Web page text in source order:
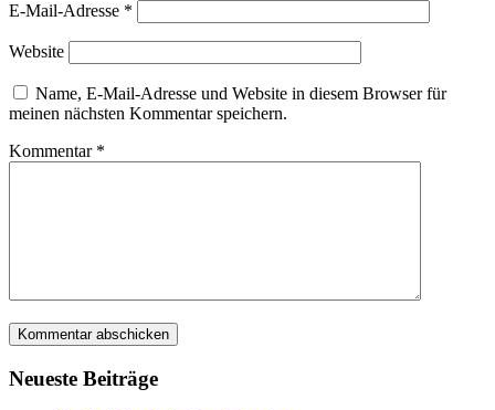
E-Mail-Adresse *
Website
Name, E-Mail-Adresse und Website in diesem Browser für
meinen nächsten Kommentar speichern.
Kommentar *
Neueste Beiträge